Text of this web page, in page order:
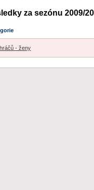
za sezónu 2009/
- ženy